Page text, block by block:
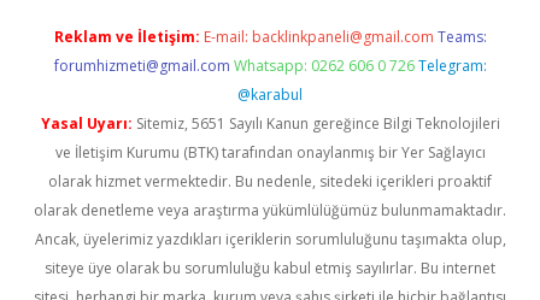
Reklam ve İletişim: E-mail: backlinkpaneli@gmail.com Teams:
forumhizmeti@gmail.com Whatsapp: 0262 606 0 726 Telegram:
@karabul
Yasal Uyarı: Sitemiz, 5651 Sayılı Kanun gereğince Bilgi Teknolojileri
ve İletişim Kurumu (BTK) tarafından onaylanmış bir Yer Sağlayıcı
olarak hizmet vermektedir. Bu nedenle, sitedeki içerikleri proaktif
olarak denetleme veya araştırma yükümlülüğümüz bulunmamaktadır.
Ancak, üyelerimiz yazdıkları içeriklerin sorumluluğunu taşımakta olup,
siteye üye olarak bu sorumluluğu kabul etmiş sayılırlar. Bu internet